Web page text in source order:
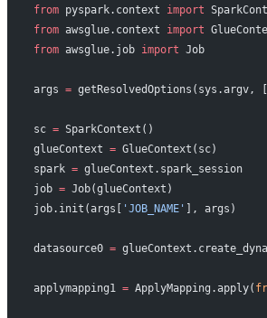
from pyspark.context import
from awsglue.context import
from awsglue.job import Job
args = getResolvedOptions(sys.argv, [
sc = SparkContext()
glueContext = GlueContext(sc)
spark = glueContext.spark_session
job = Job(glueContext)
job.init(args[
'JOB_NAME' ], args)
datasource0 =
applymapping1 = ApplyMapping.apply(